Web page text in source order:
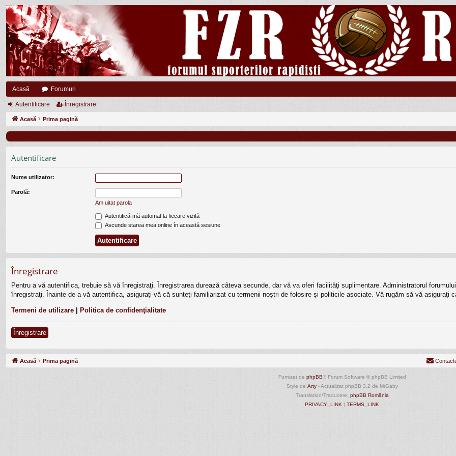
Acasă Forumuri
Autentificare Înregistrare
Acasă Prima pagină
Autentificare
Nume utilizator:
Parolă:
Am uitat parola
Autentifică-mă automat la fiecare vizită
Ascunde starea mea online în această sesiune
Înregistrare
Pentru a vă autentifica, trebuie să vă înregistraţi. Înregistrarea durează câteva secunde, dar vă va oferi facilităţi suplimentare. Administratorul
înregistraţi. Înainte de a vă autentifica, asiguraţi-vă că sunteţi familiarizat cu termenii noştri de folosire şi politicile asociate. Vă rugăm să vă asiguraţi
Termeni de utilizare Politica de confidenţialitate
Înregistrare
Acasă Prima pagină
Furnizat de phpBB® Forum Software © phpBB Limited
Style de Arty- Actualizat phpBB 3.2 de MrGaby
Translation/Traducere: phpBB România
PRIVACY_LINK | TERMS_LINK